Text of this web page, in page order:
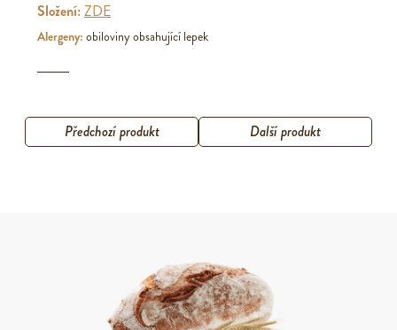
Složení:ZDE
Alergeny: obiloviny obsahující lepek
Předchozí produkt Další produkt